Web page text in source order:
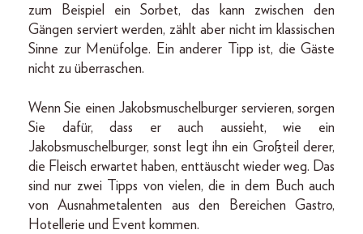
zum Beispiel ein Sorbet, das kann zwischen den
Gängen serviert werden, zählt aber nicht im klassischen
Sinne zur Menüfolge. Ein anderer Tipp ist, die Gäste
nicht zu überraschen.
Wenn Sie einen Jakobsmuschelburger servieren, sorgen
Sie dafür, dass er auch aussieht, wie ein
Jakobsmuschelburger, sonst legt ihn ein Großteil derer,
die Fleisch erwartet haben, enttäuscht wieder weg. Das
sind nur zwei Tipps von vielen, die in dem Buch auch
von Ausnahmetalenten aus den Bereichen Gastro,
Hotellerie und Event kommen.